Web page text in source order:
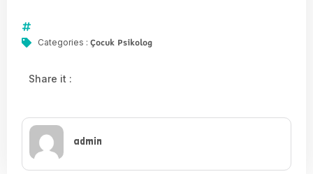
Categories : Çocuk Psikolog
Share it :
admin